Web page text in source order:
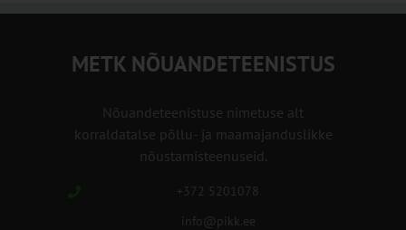
METK NÕUANDETEENISTUS
Nõuandeteenistuse nimetuse alt
korraldatalse põllu- ja maamajanduslikke
nõustamisteenuseid.
+372 5201078
info@pikk.ee